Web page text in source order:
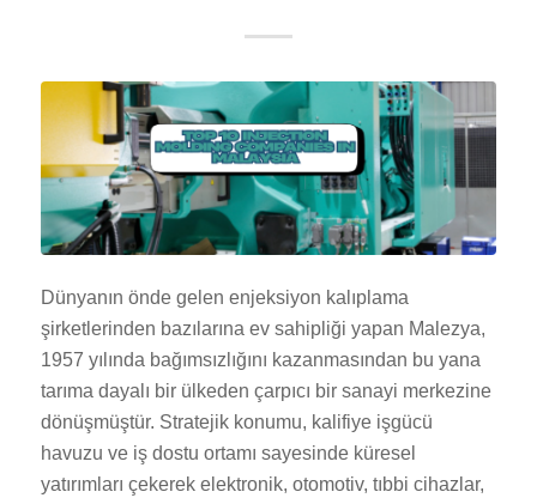
Dünyanın önde gelen enjeksiyon kalıplama
şirketlerinden bazılarına ev sahipliği yapan Malezya,
1957 yılında bağımsızlığını kazanmasından bu yana
tarıma dayalı bir ülkeden çarpıcı bir sanayi merkezine
dönüşmüştür. Stratejik konumu, kalifiye işgücü
havuzu ve iş dostu ortamı sayesinde küresel
yatırımları çekerek elektronik, otomotiv, tıbbi cihazlar,